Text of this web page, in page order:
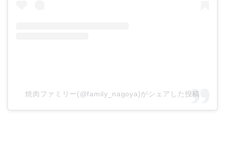
焼肉ファミリー(@family_nagoya)がシェアした投稿